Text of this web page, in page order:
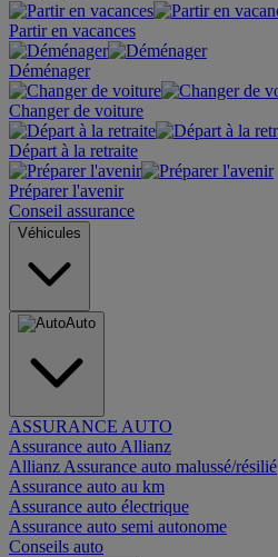
Partir en vacances
Déménager
Changer de voiture
Départ à la retraite
Préparer l'avenir
Conseil assurance
Véhicules
Auto
ASSURANCE AUTO
Assurance auto Allianz
Allianz Assurance auto malussé/résilié
Assurance auto au km
Assurance auto électrique
Assurance auto semi autonome
Conseils auto